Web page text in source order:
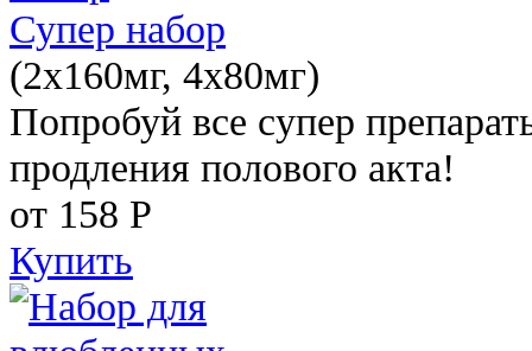
Супер набор
(2х160мг, 4х80мг)
Попробуй все супер
продления полового акта!
от 158 Р
Купить